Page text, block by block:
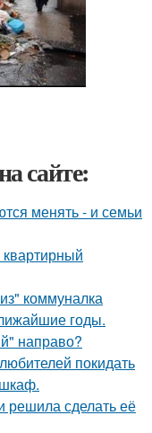
сайте:
менять - и семьи
коммуналка
годы.
направо?
покидать
решила сделать её